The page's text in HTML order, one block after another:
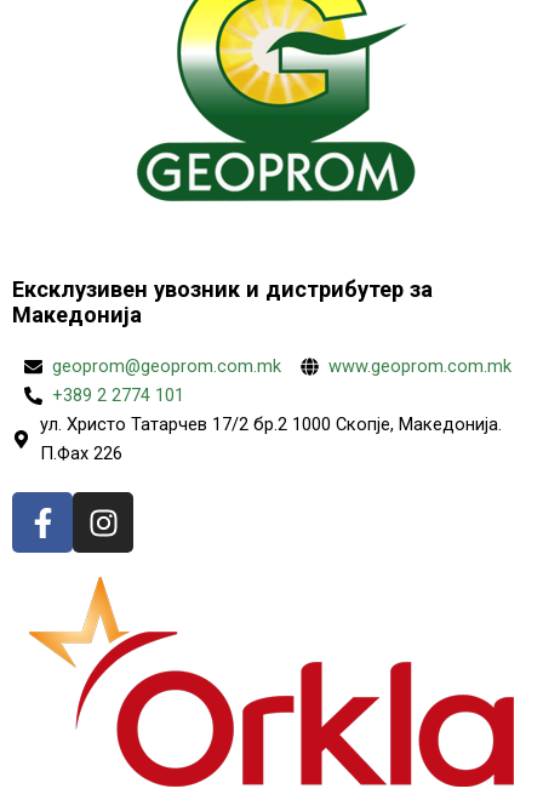
Ексклузивен увозник и дистрибутер за
Македонија
geoprom@geoprom.com.mk
www.geoprom.com.mk
+389 2 2774 101
ул. Христо Татарчев 17/2 бр.2 1000 Скопје, Македонија.
П.Фах 226
F
a
b
o
I
n
t
a
g
r
a
m